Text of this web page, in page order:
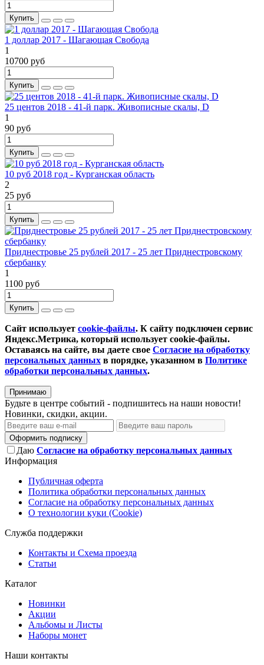
Купить
1 доллар 2017 - Шагающая Свобода
1
10700 руб
Купить
25 центов 2018 - 41-й парк. Живописные скалы, D
1
90 руб
Купить
10 руб 2018 год - Курганская область
2
25 руб
Купить
Приднестровье 25 рублей 2017 - 25 лет Приднестровскому
сбербанку
1
1100 руб
Купить
Сайт использует cookie-файлы. К cайту подключен сервис
Яндекс.Метрика, который использует cookie-файлы.
Оставаясь на сайте, вы даете свое Согласие на обработку
персональных данных в порядке, указанном в Политике
обработки персональных данных.
Принимаю
Будьте в центре событий - подпишитесь на наши новости!
Новинки, скидки, акции.
Оформить подписку
Даю Согласие на обработку персональных данных
Информация
Публичная оферта
Политика обработки персональных данных
Согласие на обработку персональных данных
О технологии куки (Cookie)
Служба поддержки
Контакты и Схема проезда
Статьи
Каталог
Новинки
Акции
Альбомы и Листы
Наборы монет
Наши контакты